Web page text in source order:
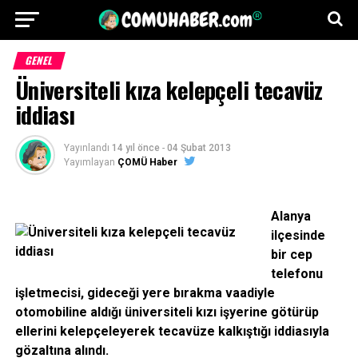
GENEL
Üniversiteli kıza kelepçeli tecavüz
iddiası
Yayınlandı 14 yıl önce - 04 Şubat 2013
Yayımlayan ÇOMÜ Haber
Alanya
ilçesinde
bir cep
telefonu
işletmecisi, gideceği yere bırakma vaadiyle
otomobiline aldığı üniversiteli kızı işyerine götürüp
ellerini kelepçeleyerek tecavüze kalkıştığı iddiasıyla
gözaltına alındı.